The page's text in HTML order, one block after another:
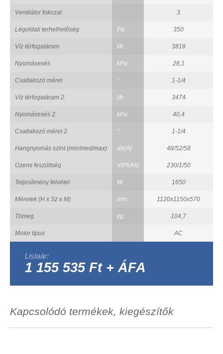
Ventilátor fokozat 3
Légoldali terhelhetőség Pa 350
Víz térfogatáram l/h 3818
Nyomásesés kPa 28,1
Csatlakozó méret " 1-1/4
Víz térfogatáram 2. l/h 3474
Nyomásesés 2. kPa 40,4
Csatlakozó méret 2. " 1-1/4
Hangnyomás szint (min/med/max) db(A) 48/52/58
Üzemi feszültség V/Ph/Hz 230/1/50
Teljesítmény felvétel W 1650
Méretek (H x Sz x M) mm 1120x1150x570
Tömeg kg 104,7
Motor típus AC
Listaár:
1 155 535 Ft + ÁFA
Kapcsolódó termékek, kiegészítők